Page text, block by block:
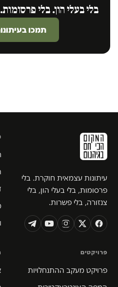
בלי בעלי הון. בלי
תמכו
עיתונות עצמאית חוקרת. בלי
פרסומות, בלי בעלי הון, בלי
צנזורה, בלי פשרות.
פרויקטים
פרויקט מעקב ההתנחלויות